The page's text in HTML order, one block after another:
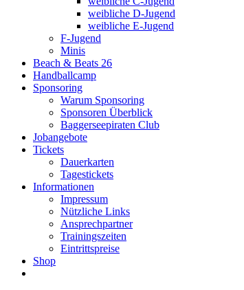
weibliche D-Jugend
weibliche E-Jugend
F-Jugend
Minis
Beach & Beats 26
Handballcamp
Sponsoring
Warum Sponsoring
Sponsoren Überblick
Baggerseepiraten Club
Jobangebote
Tickets
Dauerkarten
Tagestickets
Informationen
Impressum
Nützliche Links
Ansprechpartner
Trainingszeiten
Eintrittspreise
Shop